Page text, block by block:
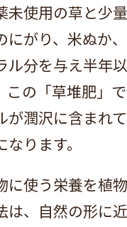
未使用の草と少
にがり、米ぬか
ル分を与え半年
この「草堆肥」
が潤沢に含まれ
なります。
に使う栄養を植
は、自然の形に